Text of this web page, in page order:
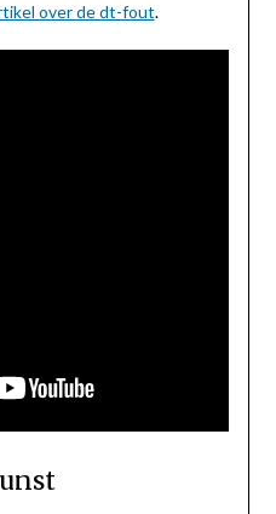
over de dt-fout.